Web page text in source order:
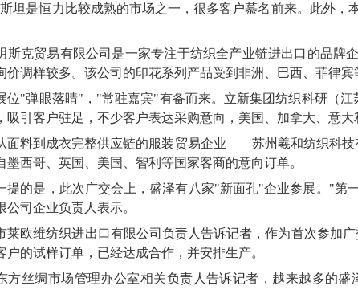
坦是恒力比较成熟的市场之一，很多客户慕名前来。此外
斯克贸易有限公司是一家专注于纺织全产业链进出口的品牌
价调样较多。该公司的印花系列产品受到非洲、巴西、菲律
位"弹眼落睛"，"常驻嘉宾"有备而来。立新集团纺织科研（
吸引客户驻足，不少客户表达采购意向，美国、加拿大、意大
面料到成衣完整供应链的服装贸易企业——苏州羲和纺织科
墨西哥、英国、美国、智利等国家客商的意向订单。
提的是，此次广交会上，盛泽有八家"新面孔"企业参展。"第
公司企业负责人表示。
莱欧维纺织进出口有限公司负责人告诉记者，作为首次参加
户的试样订单，已经达成合作，并安排生产。
方丝绸市场管理办公室相关负责人告诉记者，越来越多的